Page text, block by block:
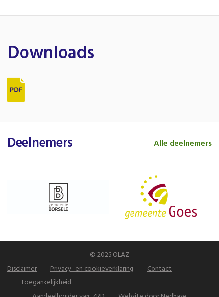
Downloads
Deelnemers Alle deelnemers
© 2026 OLAZ
Disclaimer
Privacy- en cookieverklaring
Contact
Toegankelijkheid